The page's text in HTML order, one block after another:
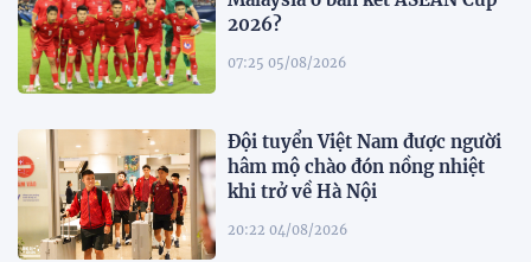
2026?
07:25 05/08/2026
Đội tuyển Việt Nam được người
hâm mộ chào đón nồng nhiệt
khi trở về Hà Nội
20:22 04/08/2026